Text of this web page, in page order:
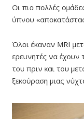
Οι πιο πολλές
ύπνου
Όλοι έκαναν MRI
ερευνητές να έχουν
του πριν και του
ξεκούραση μιας